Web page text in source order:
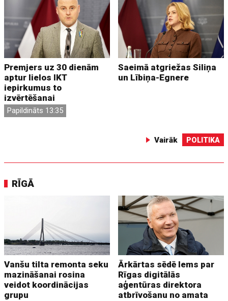
Premjers uz 30 dienām
aptur lielos IKT
iepirkumus to
izvērtēšanai
Papildināts 13:35
Saeimā atgriežas Siliņa
un Lībiņa-Egnere
Vairāk POLITIKA
RĪGĀ
Vanšu tilta remonta seku
mazināšanai rosina
veidot koordinācijas
grupu
Ārkārtas sēdē lems par
Rīgas digitālās
aģentūras direktora
atbrīvošanu no amata